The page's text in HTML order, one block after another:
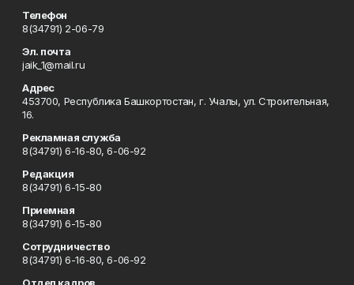
Телефон
8(34791) 2-06-79
Эл. почта
jaik_1@mail.ru
Адрес
453700, Республика Башкортостан, г. Учалы, ул. Строительная,
16.
Рекламная служба
8(34791) 6-16-80, 6-06-92
Редакция
8(34791) 6-15-80
Приемная
8(34791) 6-15-80
Сотрудничество
8(34791) 6-16-80, 6-06-92